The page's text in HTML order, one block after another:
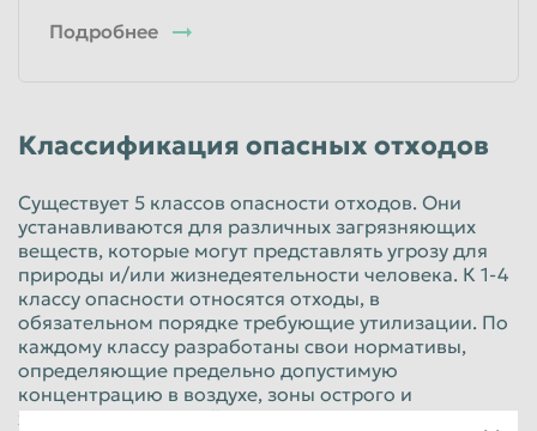
Подробнее
Классификация опасных отходов
Существует 5 классов опасности отходов. Они
устанавливаются для различных загрязняющих
веществ, которые могут представлять угрозу для
природы и/или жизнедеятельности человека. К 1-4
классу опасности относятся отходы, в
обязательном порядке требующие утилизации. По
каждому классу разработаны свои нормативы,
определяющие предельно допустимую
концентрацию в воздухе, зоны острого и
хронического воздействия.